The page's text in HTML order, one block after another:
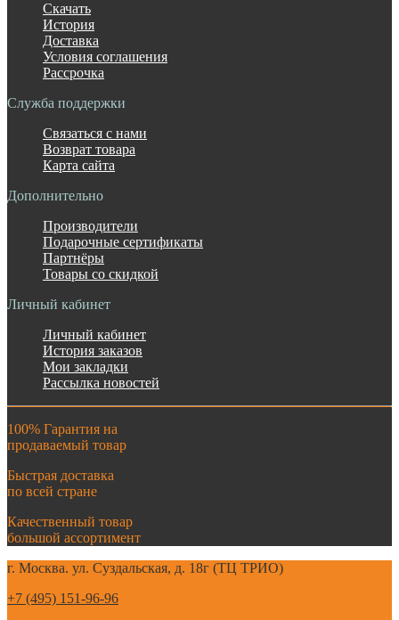
Скачать
История
Доставка
Условия соглашения
Рассрочка
Служба поддержки
Связаться с нами
Возврат товара
Карта сайта
Дополнительно
Производители
Подарочные сертификаты
Партнёры
Товары со скидкой
Личный кабинет
Личный кабинет
История заказов
Мои закладки
Рассылка новостей
100% Гарантия на
продаваемый товар
Быстрая доставка
по всей стране
Качественный товар
большой ассортимент
г. Москва. ул. Суздальская, д. 18г (ТЦ ТРИО)
+7 (495) 151-96-96